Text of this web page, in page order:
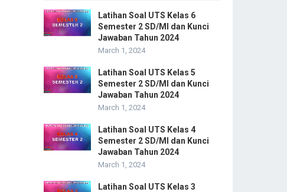
Latihan Soal UTS Kelas 6
Semester 2 SD/MI dan Kunci
Jawaban Tahun 2024
March 1, 2024
Latihan Soal UTS Kelas 5
Semester 2 SD/MI dan Kunci
Jawaban Tahun 2024
March 1, 2024
Latihan Soal UTS Kelas 4
Semester 2 SD/MI dan Kunci
Jawaban Tahun 2024
March 1, 2024
Latihan Soal UTS Kelas 3